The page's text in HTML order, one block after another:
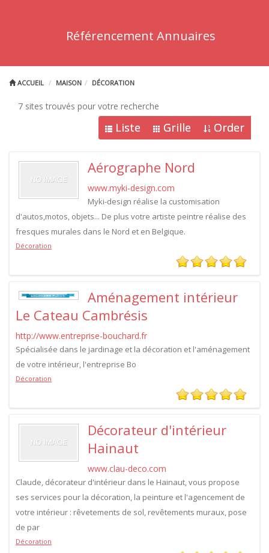
Référencement Annuaires
ACCUEIL MAISON DÉCORATION
7 sites trouvés pour votre recherche
Liste Grille Order
Aérographe Nord
www.myki-design.com
Myki-design réalise la customisation
d'autos,motos, objets... De plus votre artiste peintre réalise des
fresques murales dans le Nord et en Belgique.
Décoration
Aménagement intérieur
Le Cateau Cambrésis
http://www.entreprise-bouchard.fr
Spécialisée dans le jardinage et la décoration et l'aménagement
de votre intérieur, l'entreprise Bo
Décoration
Décorateur d'intérieur
Hainaut
www.clau-deco.com
Claude, décorateur d'intérieur dans le Hainaut, vous propose
ses services pour la décoration, la peinture et l'agencement de
votre intérieur : rêvetements de sol, revêtements muraux, pose
de par
Décoration